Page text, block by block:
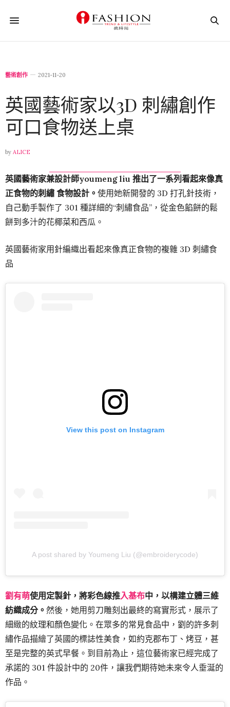
藝術創作 2021-11-20
英國藝術家以3D 刺繡創作
可口食物送上桌
by ALICE
英國藝術家兼設計師youmeng liu 推出了一系列看起來像真
正食物的刺繡 食物設計。 使用她新開發的 3D 打孔針技術，
自己動手製作了 301 種詳細的“刺繡食品”，從金色餡餅的鬆
餅到多汁的花椰菜和西瓜。
英國藝術家用針編織出看起來像真正食物的複雜 3D 刺繡食
品
View this post on Instagram
A post shared by Youmeng Liu (@embroiderycode)
劉有萌使用定製針，將彩色線推入基布中，以構建立體三維
紡織成分。 然後，她用剪刀雕刻出最終的寫實形式，展示了
細緻的紋理和顏色變化。在眾多的常見食品中，劉的許多刺
繡作品描繪了英國的標誌性美食，如約克郡布丁、烤豆，甚
至是完整的英式早餐。到目前為止，這位藝術家已經完成了
承諾的 301 件設計中的 20件，讓我們期待她未來令人垂涎的
作品。